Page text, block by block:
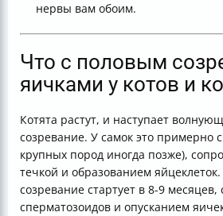
нервы вам обоим.
Что с половым
яичками у котов и
Котята растут, и наступает
созревание. У самок это примерно
крупных пород иногда позже),
течкой и образованием
созревание стартует в 8-9
сперматозоидов и опусканием